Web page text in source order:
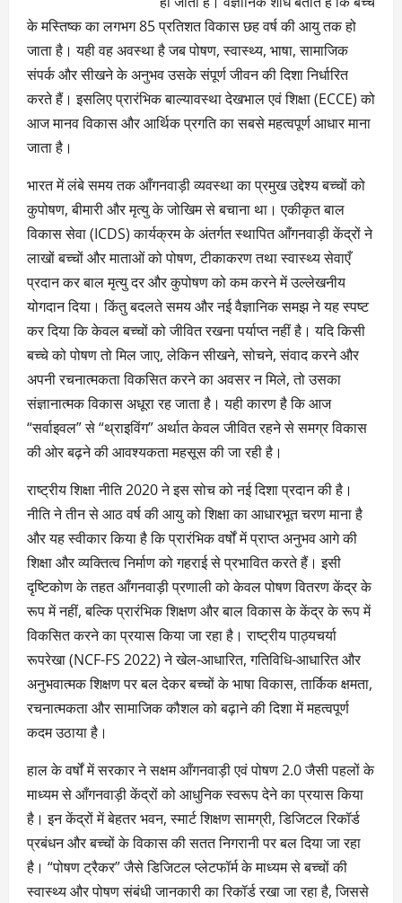
के मस्तिष्क का लगभग 85 प्रतिशत विकास छह वर्ष की आयु तक हो
जाता है। यही वह अवस्था है जब पोषण, स्वास्थ्य, भाषा, सामाजिक
संपर्क और सीखने के अनुभव उसके संपूर्ण जीवन की दिशा निर्धारित
करते हैं। इसलिए प्रारंभिक बाल्यावस्था देखभाल एवं शिक्षा (ECCE) को
आज मानव विकास और आर्थिक प्रगति का सबसे महत्वपूर्ण आधार माना
जाता है।
भारत में लंबे समय तक आँगनवाड़ी व्यवस्था का प्रमुख उद्देश्य बच्चों को
कुपोषण, बीमारी और मृत्यु के जोखिम से बचाना था। एकीकृत बाल
विकास सेवा (ICDS) कार्यक्रम के अंतर्गत स्थापित आँगनवाड़ी केंद्रों ने
लाखों बच्चों और माताओं को पोषण, टीकाकरण तथा स्वास्थ्य सेवाएँ
प्रदान कर बाल मृत्यु दर और कुपोषण को कम करने में उल्लेखनीय
योगदान दिया। किंतु बदलते समय और नई वैज्ञानिक समझ ने यह स्पष्ट
कर दिया कि केवल बच्चों को जीवित रखना पर्याप्त नहीं है। यदि किसी
बच्चे को पोषण तो मिल जाए, लेकिन सीखने, सोचने, संवाद करने और
अपनी रचनात्मकता विकसित करने का अवसर न मिले, तो उसका
संज्ञानात्मक विकास अधूरा रह जाता है। यही कारण है कि आज
“सर्वाइवल” से “थ्राइविंग” अर्थात केवल जीवित रहने से समग्र विकास
की ओर बढ़ने की आवश्यकता महसूस की जा रही है।
राष्ट्रीय शिक्षा नीति 2020 ने इस सोच को नई दिशा प्रदान की है।
नीति ने तीन से आठ वर्ष की आयु को शिक्षा का आधारभूत चरण माना है
और यह स्वीकार किया है कि प्रारंभिक वर्षों में प्राप्त अनुभव आगे की
शिक्षा और व्यक्तित्व निर्माण को गहराई से प्रभावित करते हैं। इसी
दृष्टिकोण के तहत आँगनवाड़ी प्रणाली को केवल पोषण वितरण केंद्र के
रूप में नहीं, बल्कि प्रारंभिक शिक्षण और बाल विकास के केंद्र के रूप में
विकसित करने का प्रयास किया जा रहा है। राष्ट्रीय पाठ्यचर्या
रूपरेखा (NCF-FS 2022) ने खेल-आधारित, गतिविधि-आधारित और
अनुभवात्मक शिक्षण पर बल देकर बच्चों के भाषा विकास, तार्किक क्षमता,
रचनात्मकता और सामाजिक कौशल को बढ़ाने की दिशा में महत्वपूर्ण
कदम उठाया है।
हाल के वर्षों में सरकार ने सक्षम आँगनवाड़ी एवं पोषण 2.0 जैसी पहलों के
माध्यम से आँगनवाड़ी केंद्रों को आधुनिक स्वरूप देने का प्रयास किया
है। इन केंद्रों में बेहतर भवन, स्मार्ट शिक्षण सामग्री, डिजिटल रिकॉर्ड
प्रबंधन और बच्चों के विकास की सतत निगरानी पर बल दिया जा रहा
है। “पोषण ट्रैकर” जैसे डिजिटल प्लेटफॉर्म के माध्यम से बच्चों की
स्वास्थ्य और पोषण संबंधी जानकारी का रिकॉर्ड रखा जा रहा है, जिससे